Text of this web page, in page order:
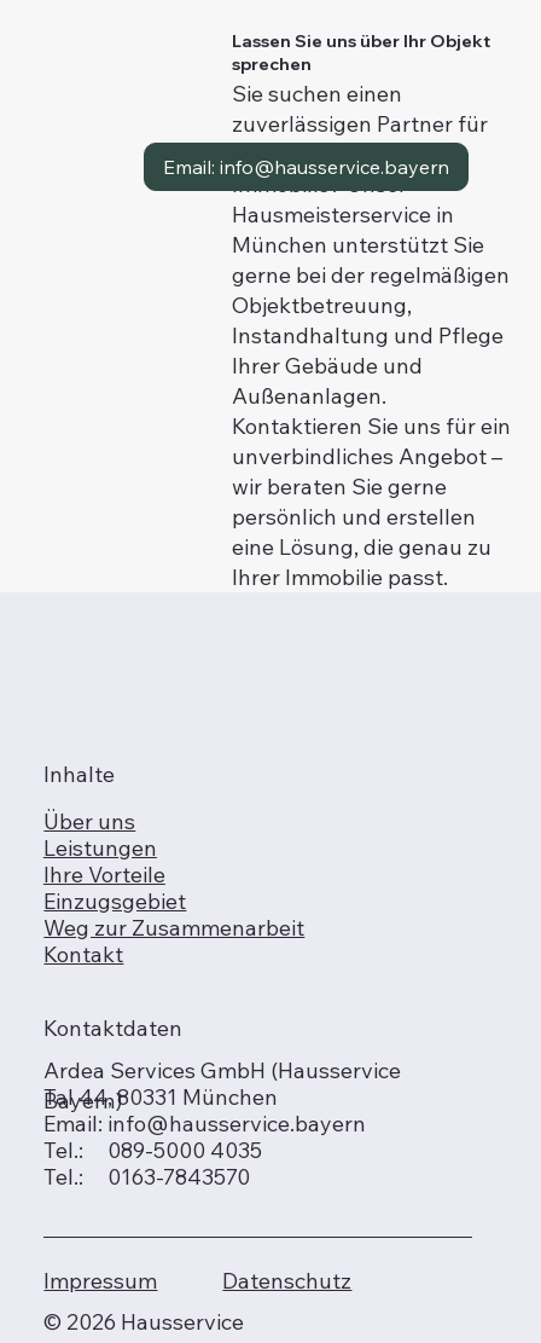
Lassen Sie uns über Ihr Objekt
sprechen
Sie suchen einen
zuverlässigen Partner für
die Betreuung Ihrer
Immobilie? Unser
Hausmeisterservice in
München unterstützt Sie
gerne bei der regelmäßigen
Objektbetreuung,
Instandhaltung und Pflege
Ihrer Gebäude und
Außenanlagen.
Kontaktieren Sie uns für ein
unverbindliches Angebot –
wir beraten Sie gerne
persönlich und erstellen
eine Lösung, die genau zu
Ihrer Immobilie passt.
Tel. 0163-7543870
Email: info@hausservice.bayern
Inhalte
Über uns
Leistungen
Ihre Vorteile
Einzugsgebiet
Weg zur Zusammenarbeit
Kontakt
Datenschutz
Impressum
© 2026 Hausservice
Kontaktdaten
Ardea Services GmbH (Hausservice
Bayern)
Tal 44, 80331 München
Email: info@hausservice.bayern
Tel.: 089-5000 4035
Tel.: 0163-7843570